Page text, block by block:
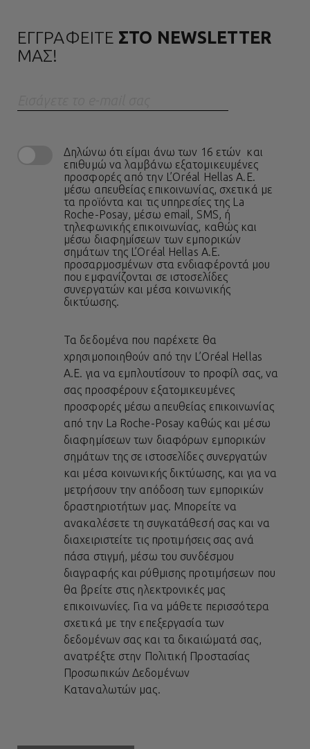
ΕΓΓΡΑΦΕΙΤΕ ΣΤΟ NEWSLETTER
ΜΑΣ!
Δηλώνω ότι είμαι άνω των 16 ετών και
επιθυμώ να λαμβάνω εξατομικευμένες
προσφορές από την L’Oréal Hellas A.E.
μέσω απευθείας επικοινωνίας, σχετικά με
τα προϊόντα και τις υπηρεσίες της La
Roche-Posay, μέσω email, SMS, ή
τηλεφωνικής επικοινωνίας, καθώς και
μέσω διαφημίσεων των εμπορικών
σημάτων της L’Oréal Hellas A.E.
προσαρμοσμένων στα ενδιαφέροντά μου
που εμφανίζονται σε ιστοσελίδες
συνεργατών και μέσα κοινωνικής
δικτύωσης.
Τα δεδομένα που παρέχετε θα
χρησιμοποιηθούν από την L’Oréal Hellas
A.E. για να εμπλουτίσουν το προφίλ σας, να
σας προσφέρουν εξατομικευμένες
προσφορές μέσω απευθείας επικοινωνίας
από την La Roche-Posay καθώς και μέσω
διαφημίσεων των διαφόρων εμπορικών
σημάτων της σε ιστοσελίδες συνεργατών
και μέσα κοινωνικής δικτύωσης, και για να
μετρήσουν την απόδοση των εμπορικών
δραστηριοτήτων μας. Μπορείτε να
ανακαλέσετε τη συγκατάθεσή σας και να
διαχειριστείτε τις προτιμήσεις σας ανά
πάσα στιγμή, μέσω του συνδέσμου
διαγραφής και ρύθμισης προτιμήσεων που
θα βρείτε στις ηλεκτρονικές μας
επικοινωνίες. Για να μάθετε περισσότερα
σχετικά με την επεξεργασία των
δεδομένων σας και τα δικαιώματά σας,
ανατρέξτε στην Πολιτική Προστασίας
Προσωπικών Δεδομένων
Καταναλωτών μας.